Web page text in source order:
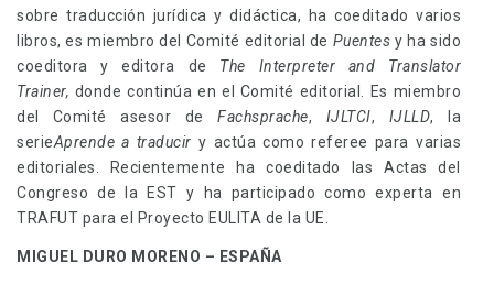
sobre traducción jurídica y didáctica, ha coeditado varios
libros, es miembro del Comité editorial de Puentes y ha sido
coeditora y editora de The Interpreter and Translator
Trainer, donde continúa en el Comité editorial. Es miembro
del Comité asesor deFachsprache, IJLTCI, IJLLD, la
serieAprende a traducir y actúa como referee para varias
editoriales. Recientemente ha coeditado las Actas del
Congreso de la EST y ha participado como experta en
TRAFUT para el Proyecto EULITA de la UE.
MIGUEL DURO MORENO – ESPAÑA